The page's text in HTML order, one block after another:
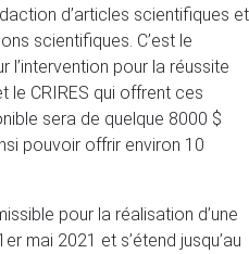
d’articles scientifiques et
scientifiques. C’est le
l’intervention pour la réussite
le CRIRES qui offrent ces
sera de quelque 8000 $
pouvoir offrir environ 10
pour la réalisation d’une
mai 2021 et s’étend jusqu’au